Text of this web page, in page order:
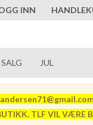
INN
SALG JUL
TLF VIL VÆRE